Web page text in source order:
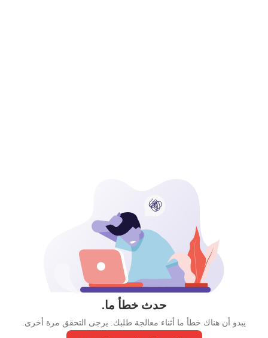
حدث خطأ ما.
يبدو أن هناك خطأ ما أثناء معالجة طلبك. يرجى التحقق مرة أخرى.